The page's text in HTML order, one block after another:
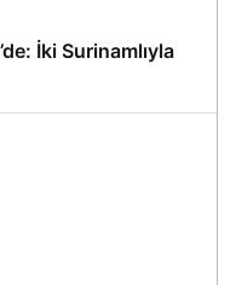
İki Surinamlıyla